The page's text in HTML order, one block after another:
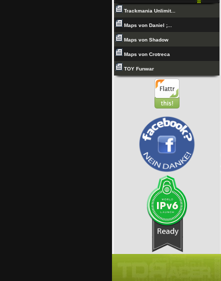
Trackmania Unlimit...
Maps von Daniel ;...
Maps von Shadow
Maps von Crotreca
TOY Funwar